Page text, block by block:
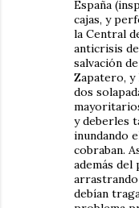
España
cajas, y
la Central
anticrisis
salvación
Zapatero, y
dos
y deberles
inundando
cobraban.
además del
arrastrando
debían